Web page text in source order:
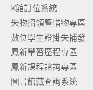
K館訂位系統
失物招領暨惜物專區
數位學生證掛失補發
鳳新學習歷程專區
鳳新課程諮詢專區
圖書館藏查詢系統